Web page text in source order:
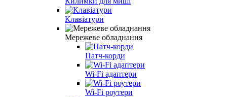
Клавіатури
Мережеве обладнання
Патч-корди
Wi-Fi адаптери
Wi-Fi роутери